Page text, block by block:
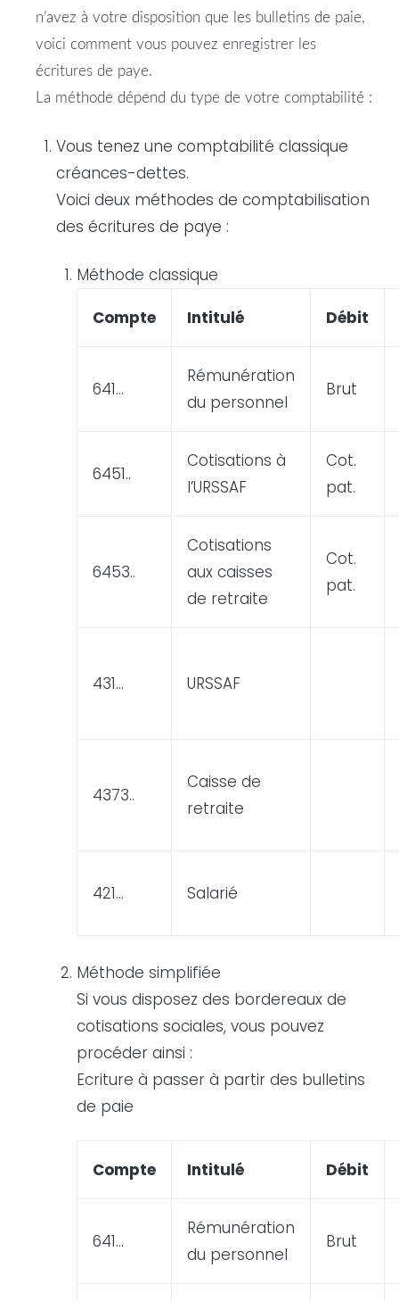
n’avez à votre disposition que les bulletins de paie,
voici comment vous pouvez enregistrer les
écritures de paye.
La méthode dépend du type de votre comptabilité :
Vous tenez une comptabilité classique
créances-dettes.
Voici deux méthodes de comptabilisation
des écritures de paye :
Méthode classique
Compte
Intitulé Débit
641…
Rémunération
du personnel
Brut
6451..
Cotisations à
l’URSSAF
Cot.
pat.
6453..
Cotisations
aux caisses
de retraite
Cot.
pat.
431… URSSAF
4373..
Caisse de
retraite
421… Salarié
Méthode simplifiée
Si vous disposez des bordereaux de
cotisations sociales, vous pouvez
procéder ainsi :
Ecriture à passer à partir des bulletins
de paie
Compte Intitulé Débit
641…
Rémunération
du personnel
Brut